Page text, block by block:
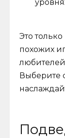
Это
похожих
Выберите